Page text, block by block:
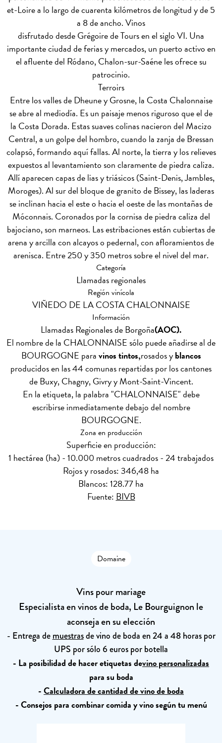
et-Loire a lo largo de cuarenta kilómetros de longitud y de 5
a 8 de ancho. Vinos
disfrutado desde Grégoire de Tours en el siglo VI. Una
importante ciudad de ferias y mercados, un puerto activo en
el afluente del Ródano, Chalon-sur-Saéne les ofrece su
patrocinio.
Terroirs
Entre los valles de Dheune y Grosne, la Costa Chalonnaise
se abre al mediodía. Es un paisaje menos riguroso que el de
la Costa Dorada. Estas suaves colinas nacieron del Macizo
Central, a un golpe del hombro, cuando la zanja de Bressan
colapsó, formando aquí fallas. Al norte, la tierra y los relieves
expuestos al levantamiento son claramente de piedra caliza.
Allí aparecen capas de lias y triásicos (Saint-Denis, Jambles,
Moroges). Al sur del bloque de granito de Bissey, las laderas
se inclinan hacia el este o hacia el oeste de las montañas de
Móconnais. Coronados por la cornisa de piedra caliza del
bajociano, son marneos. Las estribaciones están cubiertas de
arena y arcilla con alcayos o pedernal, con afloramientos de
arenisca. Entre 250 y 350 metros sobre el nivel del mar.
Categoría
Llamadas regionales
Región vinícola
VIÑEDO DE LA COSTA CHALONNAISE
Información
Llamadas Regionales de Borgoña(AOC).
El nombre de la CHALONNAISE sólo puede añadirse al de
BOURGOGNE paravinos tintos,rosados yblancos
producidos en las 44 comunas repartidas por los cantones
de Buxy, Chagny, Givry y Mont-Saint-Vincent.
En la etiqueta, la palabra "CHALONNAISE" debe
escribirse inmediatamente debajo del nombre
BOURGOGNE.
Zona en producción
Superficie en producción:
1 hectárea (ha) - 10.000 metros cuadrados - 24 trabajados
Rojos y rosados: 346,48 ha
Blancos: 128.77 ha
Fuente:BIVB
Domaine
Vins pour mariage
Especialista en vinos de boda, Le Bourguignon le
aconseja en su elección
- Entrega demuestrasde vino de boda en 24 a 48 horas por
UPS por sólo 6 euros por botella
- La posibilidad de hacer etiquetas devino personalizadas
para su boda
-Calculadora de cantidad de vino de boda
- Consejos para combinar comida y vino según tu menú